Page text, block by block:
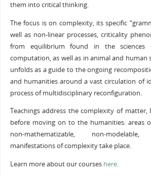
them into critical thinking.
The focus is on complexity, its specific
well as non-linear processes, criticality
from equilibrium found in the
computation, as well as in animal and human
unfolds as a guide to the ongoing
and humanities around a vast circulation of
process of multidisciplinary reconfiguration.
Teachings address the complexity of
before moving on to the humanities: areas
non-mathematizable, non-
manifestations of complexity take place.
Learn more about our courses here.